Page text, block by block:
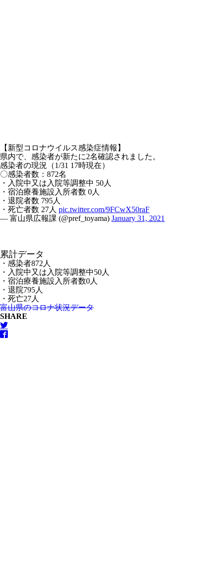
【新型コロナウイルス感染症情報】
県内で、感染者が新たに2名確認されました。
感染者の現況（1/31 17時現在）
〇感染者数：872名
・入院中又は入院等調整中 50人
・宿泊療養施設入所者数 0人
・退院者数 795人
・死亡者数 27人 pic.twitter.com/9FCwX50raF
— 富山県広報課 (@pref_toyama) January 31, 2021
累計データ
・感染者872人
・入院中又は入院等調整中50人
・宿泊療養施設入所者数0人
・退院795人
・死亡27人
富山県のコロナ状況データ
SHARE